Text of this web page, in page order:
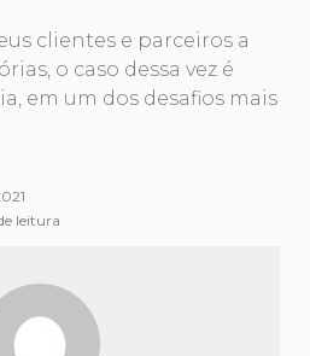
clientes e parceiros a
o caso dessa vez é
em um dos desafios mais
leitura